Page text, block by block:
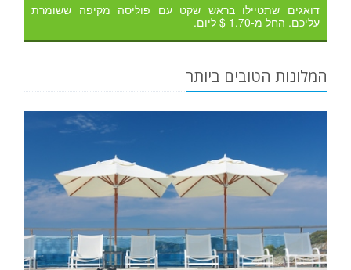
דואגים שתטיילו בראש שקט עם פוליסה מקיפה ששומרת
עליכם. החל מ-1.70 $ ליום.
המלונות הטובים ביותר